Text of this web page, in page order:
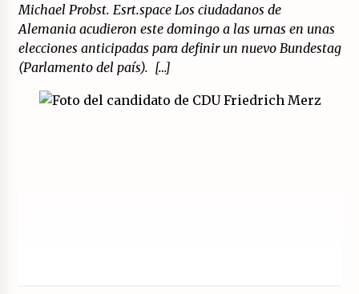
Michael Probst. Esrt.space Los ciudadanos de
Alemania acudieron este domingo a las urnas en unas
elecciones anticipadas para definir un nuevo Bundestag
(Parlamento del país). […]